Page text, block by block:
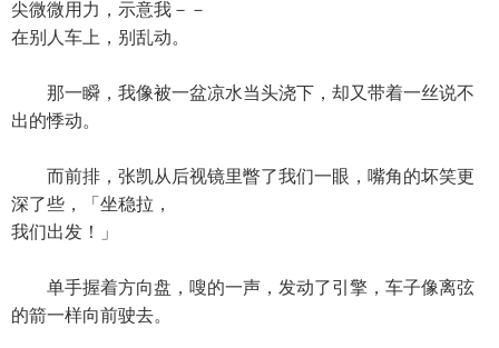
尖微微用力，示意我－－
在别人车上，别乱动。
那一瞬，我像被一盆凉水当头浇下，却又带着一丝说不
出的悸动。
而前排，张凯从后视镜里瞥了我们一眼，嘴角的坏笑更
深了些，「坐稳拉，
我们出发！」
单手握着方向盘，嗖的一声，发动了引擎，车子像离弦
的箭一样向前驶去。